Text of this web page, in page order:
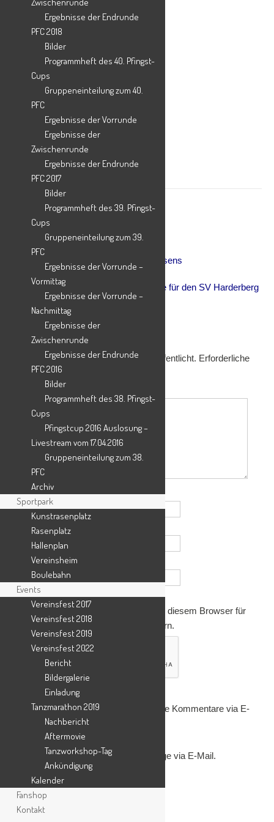
Teilen mit:
Facebook
WhatsApp
Drucken
Tanz und Turnen
Post
navigation
Bildergalerie – Umbau des Kunstrasens
Erfolgreiches Wettkampf-Wochenende für den SV Harderberg
Schreibe einen Kommentar
Deine E-Mail-Adresse wird nicht veröffentlicht. Erforderliche
Felder sind mit
Kommentar*
Name*
E-Mail-Adresse
Website
Name, E-Mail-Adresse und Website in diesem Browser für
meinen nächsten Kommentar speichern.
Benachrichtige mich über nachfolgende Kommentare via E-
Benachrichtige mich über neue Beiträge via E-Mail.
Ergebnisse der Endrunde
PFC 2018
Bilder
Programmheft des 40. Pfingst-
Cups
Gruppeneinteilung zum 40.
PFC
Ergebnisse der Vorrunde
Ergebnisse der
Zwischenrunde
Ergebnisse der Endrunde
PFC 2017
Bilder
Programmheft des 39. Pfingst-
Cups
Gruppeneinteilung zum 39.
PFC
Ergebnisse der Vorrunde –
Vormittag
Ergebnisse der Vorrunde –
Nachmittag
Ergebnisse der
Zwischenrunde
Ergebnisse der Endrunde
PFC 2016
Bilder
Programmheft des 38. Pfingst-
Cups
Pfingstcup 2016 Auslosung –
Livestream vom 17.04.2016
Gruppeneinteilung zum 38.
PFC
Archiv
Sportpark
Kunstrasenplatz
Rasenplatz
Hallenplan
Vereinsheim
Boulebahn
Events
Vereinsfest 2017
Vereinsfest 2018
Vereinsfest 2019
Vereinsfest 2022
Bericht
Bildergalerie
Einladung
Tanzmarathon 2019
Nachbericht
Aftermovie
Tanzworkshop-Tag
Ankündigung
Kalender
Fanshop
Kontakt